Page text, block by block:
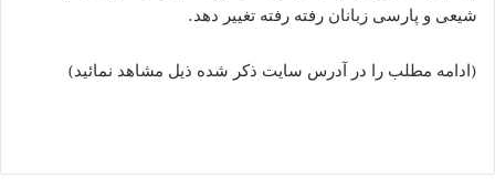
شیعی و پارسی زبانان رفته رفته تغییر دهد.
(ادامه مطلب را در آدرس سایت ذکر شده ذیل مشاهد نمائید)